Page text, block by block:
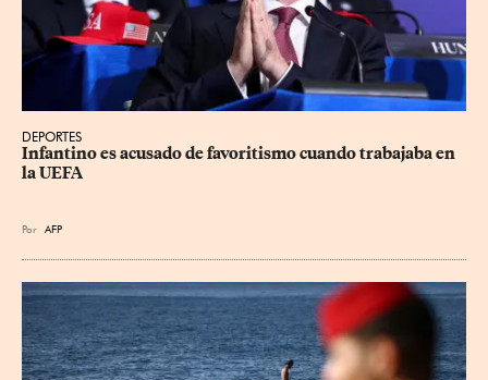
DEPORTES
Infantino es acusado de favoritismo cuando trabajaba en
la UEFA
Por AFP